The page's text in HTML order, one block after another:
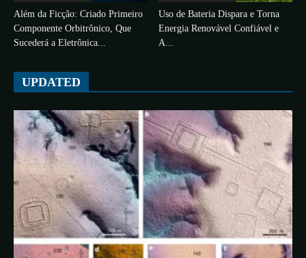
Além da Ficção: Criado Primeiro
Componente Orbitrônico, Que
Sucederá a Eletrônica...
Uso de Bateria Dispara e Torna
Energia Renovável Confiável e
A...
UPDATED